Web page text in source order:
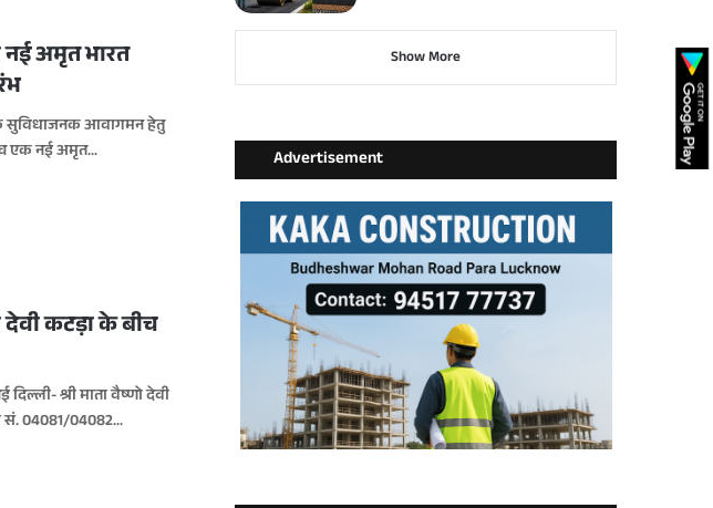
नई अमृत भारत
के सुविधाजनक आवागमन हेतु
एक नई अमृत…
देवी कटड़ा के बीच
दिल्ली- श्री माता वैष्णो देवी
सं. 04081/04082…
Show More
Advertisement